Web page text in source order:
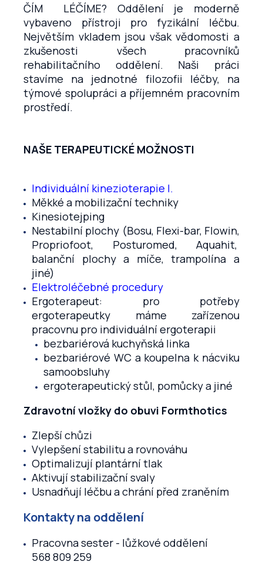
ČÍM LÉČÍME? Oddělení je moderně
vybaveno přístroji pro fyzikální léčbu.
Největším vkladem jsou však vědomosti a
zkušenosti všech pracovníků
rehabilitačního oddělení. Naši práci
stavíme na jednotné filozofii léčby, na
týmové spolupráci a příjemném pracovním
prostředí.
NAŠE TERAPEUTICKÉ MOŽNOSTI
Individuální kinezioterapie I.
Měkké a mobilizační techniky
Kinesiotejping
Nestabilní plochy (Bosu, Flexi-bar, Flowin,
Propriofoot, Posturomed, Aquahit,
balanční plochy a míče, trampolína a
jiné)
Elektroléčebné procedury
Ergoterapeut: pro potřeby
ergoterapeutky máme zařízenou
pracovnu pro individuální ergoterapii
bezbariérová kuchyňská linka
bezbariérové WC a koupelna k nácviku
samoobsluhy
ergoterapeutický stůl, pomůcky a jiné
Zdravotní vložky do obuvi Formthotics
Zlepší chůzi
Vylepšení stabilitu a rovnováhu
Optimalizují plantární tlak
Aktivují stabilizační svaly
Usnadňují léčbu a chrání před zraněním
Kontakty na oddělení
Pracovna sester - lůžkové oddělení
568 809 259